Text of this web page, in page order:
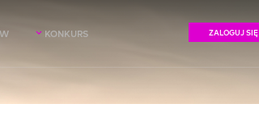
KONKURS ZALOGUJ SIĘ